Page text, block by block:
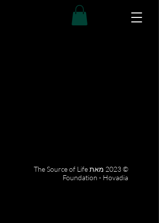
© 2023 מאת The Source of Life
Foundation - Hovadia